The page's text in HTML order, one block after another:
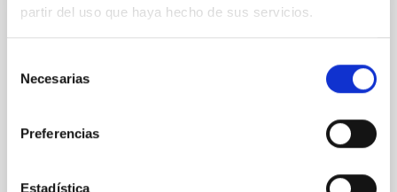
partir del uso que haya hecho de sus servicios.
Necesarias
Preferencias
Estadística
Automatic positioners
remotamente. Se puieden dividir en tres grandes
tanto tienen diferentes controladores pero el